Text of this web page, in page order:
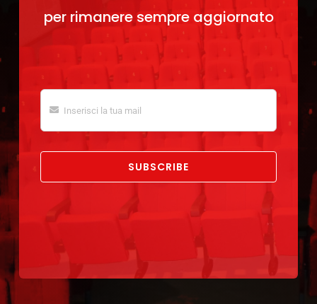
per rimanere sempre aggiornato
SUBSCRIBE